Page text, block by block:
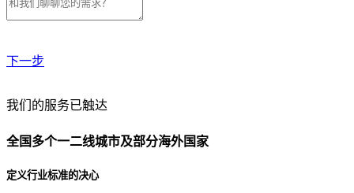
下一步
贵公司预算范围是？
贵公司的团队规模是？
我们的服务已触达
全国多个一二线城市及部分海外国家
定义行业标准的决心